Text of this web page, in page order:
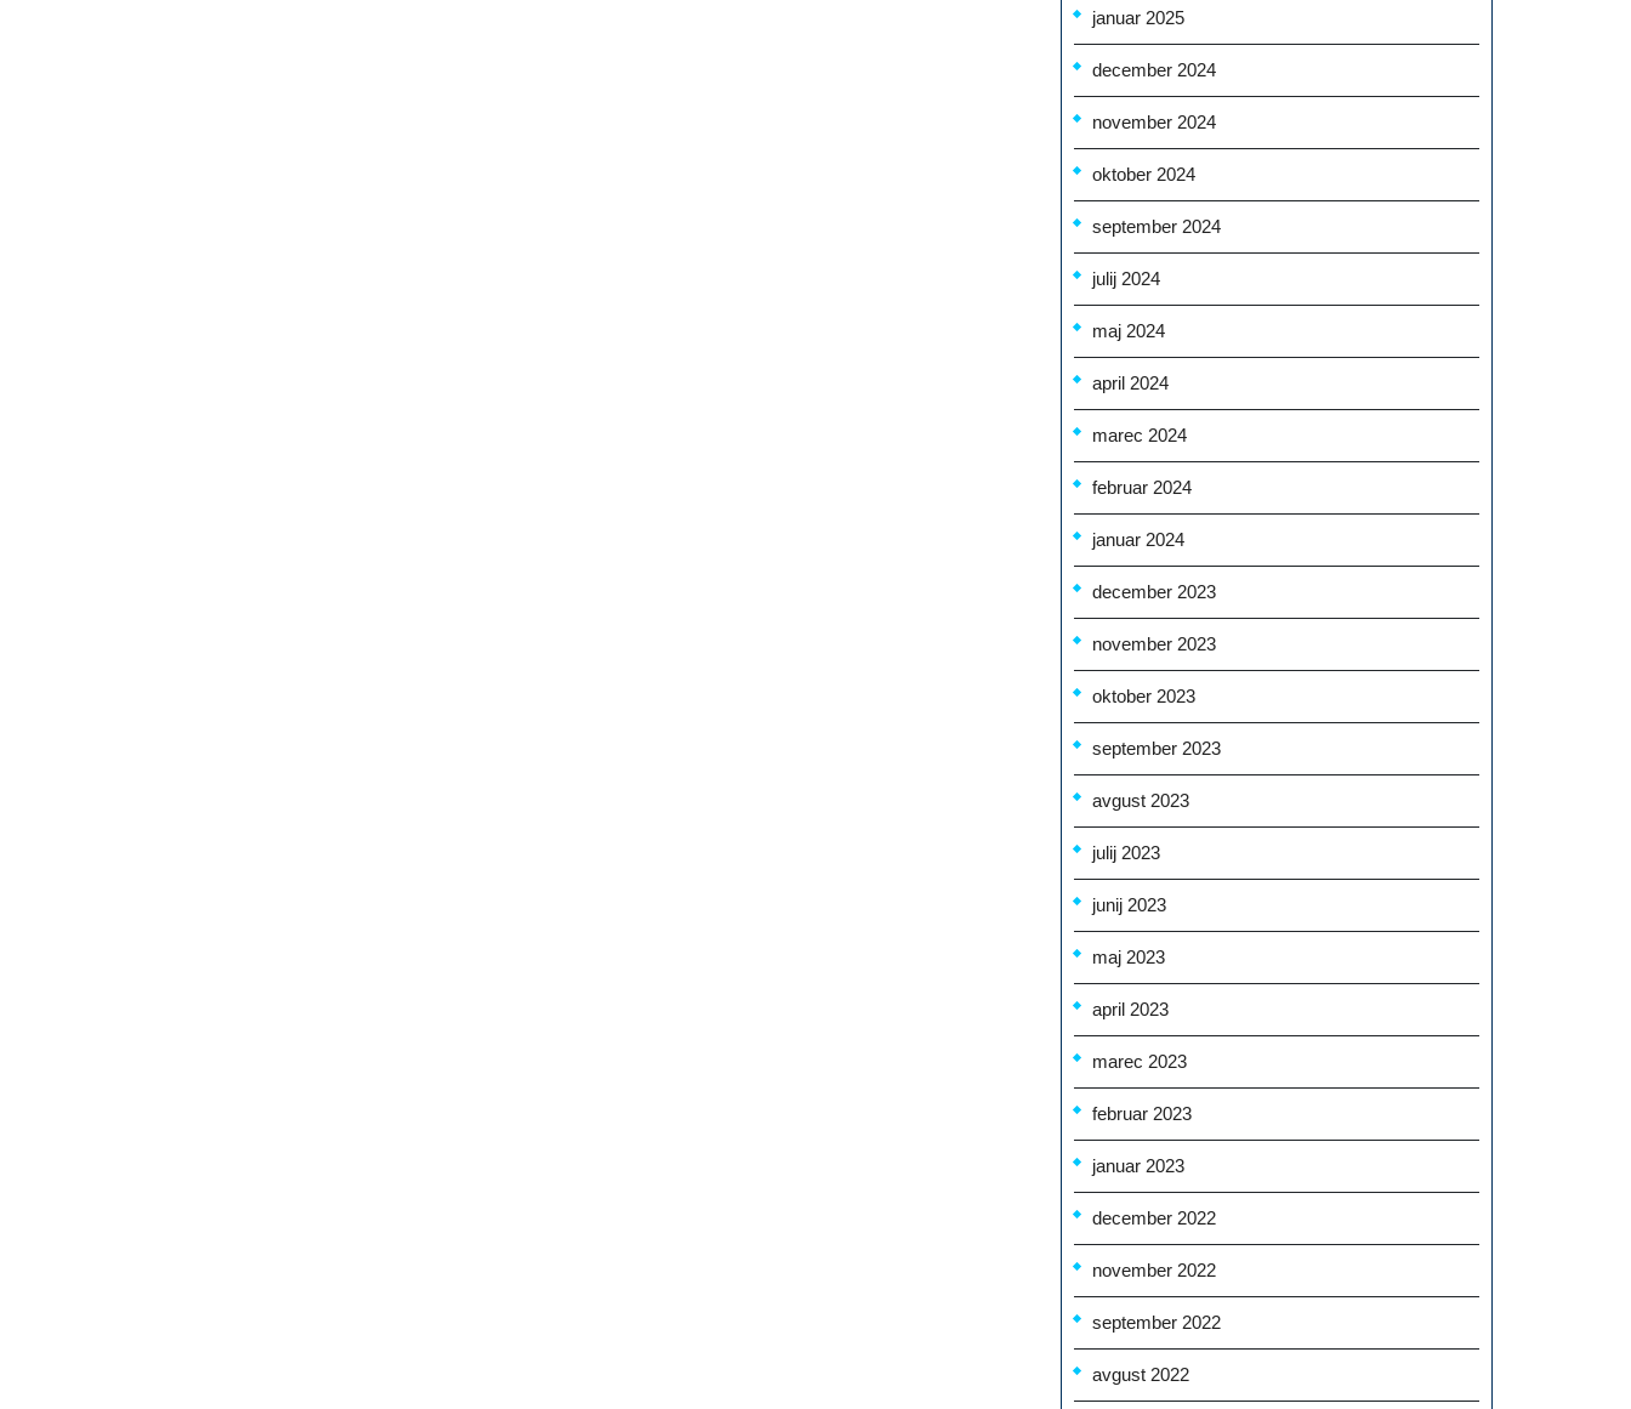
januar 2025
december 2024
november 2024
oktober 2024
september 2024
julij 2024
maj 2024
april 2024
marec 2024
februar 2024
januar 2024
december 2023
november 2023
oktober 2023
september 2023
avgust 2023
julij 2023
junij 2023
maj 2023
april 2023
marec 2023
februar 2023
januar 2023
december 2022
november 2022
september 2022
avgust 2022